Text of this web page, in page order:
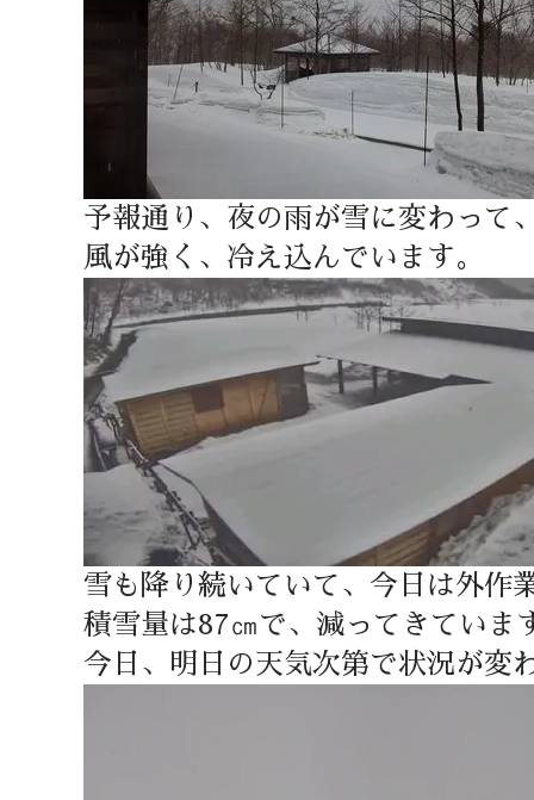
予報通り、夜の雨が雪に変わって
風が強く、冷え込んでいます。
雪も降り続いていて、今日は外作
積雪量は87㎝で、減ってきていま
今日、明日の天気次第で状況が変